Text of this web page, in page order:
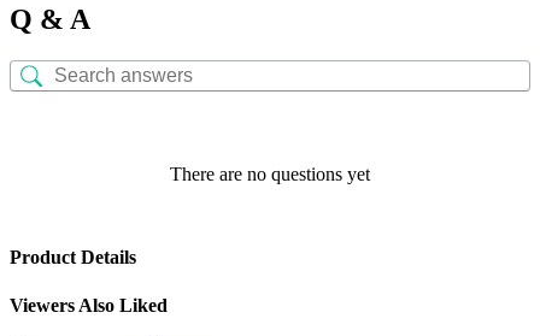
Q & A
There are no questions yet
Product Details
Viewers Also Liked